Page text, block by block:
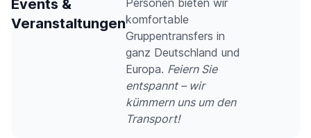
Events &
Veranstaltungenkomfortable
Gruppentransfers in
ganz Deutschland und
Europa. Feiern Sie
entspannt – wir
kümmern uns um den
Transport!